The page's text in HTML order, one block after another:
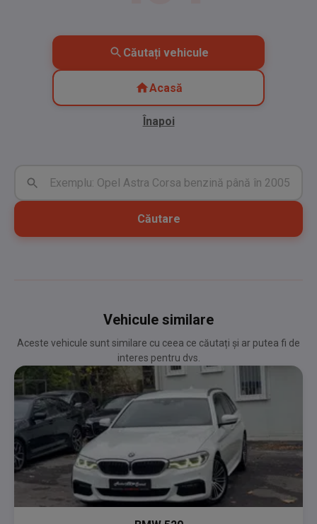
Căutați vehicule
Acasă
Înapoi
Căutare
Vehicule similare
Aceste vehicule sunt similare cu ceea ce căutați și ar putea fi de
interes pentru dvs.